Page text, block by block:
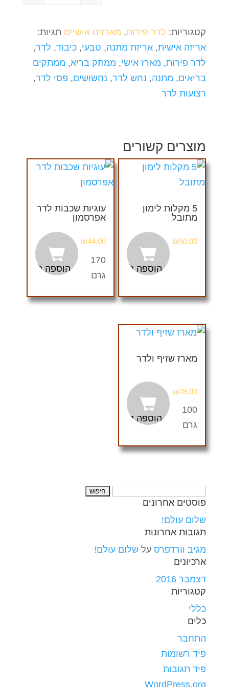
קטגוריות: לדר פירות, מארזים אישיים תגיות:
אריזה אישית, אריזת מתנה, טבעי, כיבוד, לדר,
לדר פירות, מארז אישי, ממתק בריא, ממתקים
בריאים, מתנה, נחש לדר, נחשושים, פסי לדר,
רצועות לדר
מוצרים קשורים
5 מקלות לימון
מתובל
₪50.00
הוספה לסל
עוגיות שכבות לדר
אפרסמון
₪44.00
הוספה לסל
170
גרם
מארז שזיף ולדר
₪28.00
הוספה לסל
100
גרם
פוסטים אחרונים
שלום עולם!
תגובות אחרונות
מגיב וורדפרסעל שלום עולם!
ארכיונים
דצמבר 2016
קטגוריות
כללי
כלים
התחבר
פיד רשומות
פיד תגובות
WordPress.org